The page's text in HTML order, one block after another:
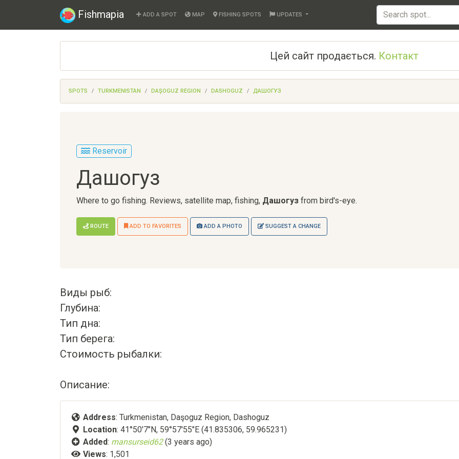
Fishmapia ADD A SPOT MAP FISHING SPOTS UPDATES
Цей сайт продається. Контакт
SPOTS TURKMENISTAN DAŞOGUZ REGION DASHOGUZ ДАШОГУЗ
Reservoir
Дашогуз
Where to go fishing. Reviews, satellite map, fishing, Дашогуз from bird's-eye.
ROUTE ADD TO FAVORITES ADD A PHOTO SUGGEST A CHANGE
Виды рыб:
Глубина:
Тип дна:
Тип берега:
Стоимость рыбалки:
Описание:
Address: Turkmenistan, Daşoguz Region, Dashoguz
Location: 41°50'7"N, 59°57'55"E (41.835306, 59.965231)
Added: mansurseid62 (3 years ago)
Views: 1,501